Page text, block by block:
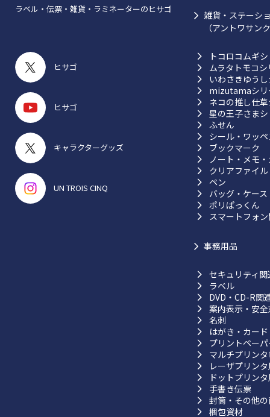
ラベル・伝票・雑貨・ラミネーターのヒサゴ
ヒサゴ
ヒサゴ
キャラクターグッズ
UN TROIS CINQ
雑貨・ステーシ
（アントワサン
トコロコムギ
ムラタトモコシ
いわさきゆう
mizutamaシリ
ネコの推し仕
星の王子さま
ふせん
シール・ワッ
ブックマーク
ノート・メモ
クリアファイル
ペン
バッグ・ケー
ポリぱっくん
スマートフォ
事務用品
セキュリティ
ラベル
DVD・CD-R関
案内表示・安
名刺
はがき・カード
プリントペー
マルチプリン
レーザプリン
ドットプリン
手書き伝票
封筒・その他
梱包資材